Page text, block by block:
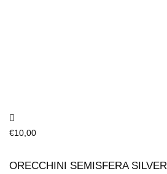
€10,00
ORECCHINI SEMISFERA SILVER